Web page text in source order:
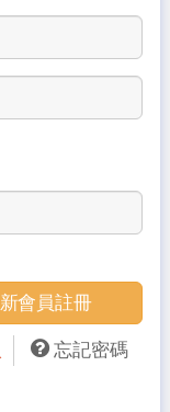
新會員註冊
忘記密碼